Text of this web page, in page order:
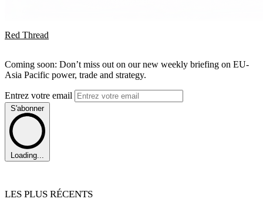
Red Thread
Coming soon: Don’t miss out on our new weekly briefing on EU-
Asia Pacific power, trade and strategy.
Entrez votre email
S'abonner
Loading...
LES PLUS RÉCENTS